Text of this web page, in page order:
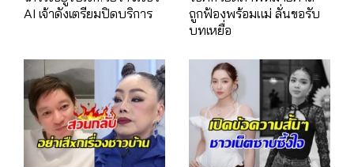
AI เจ้าดังเตรียมปิดบริการ
ถูกฟ้องพร้อมแม่ ลั่นขอรับ
บทเหยื่อ